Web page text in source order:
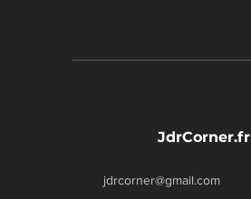
JdrCorner.fr
jdrcorner@gmail.com